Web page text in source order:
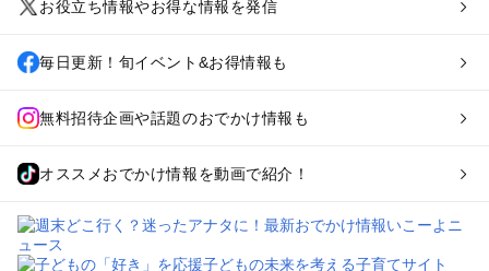
お役立ち情報やお得な情報を発信
毎日更新！旬イベント&お得情報も
無料招待企画や話題のおでかけ情報も
オススメおでかけ情報を動画で紹介！